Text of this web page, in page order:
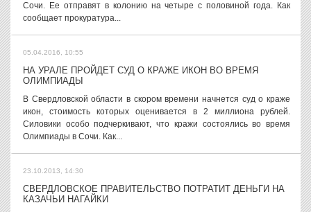
Сочи. Ее отправят в колонию на четыре с половиной года. Как
сообщает прокуратура...
05.04.2016, 10:55
НА УРАЛЕ ПРОЙДЕТ СУД О КРАЖЕ ИКОН ВО ВРЕМЯ
ОЛИМПИАДЫ
В Свердловской области в скором времени начнется суд о краже
икон, стоимость которых оценивается в 2 миллиона рублей.
Силовики особо подчеркивают, что кражи состоялись во время
Олимпиады в Сочи. Как...
23.10.2013, 14:30
СВЕРДЛОВСКОЕ ПРАВИТЕЛЬСТВО ПОТРАТИТ ДЕНЬГИ НА
КАЗАЧЬИ НАГАЙКИ